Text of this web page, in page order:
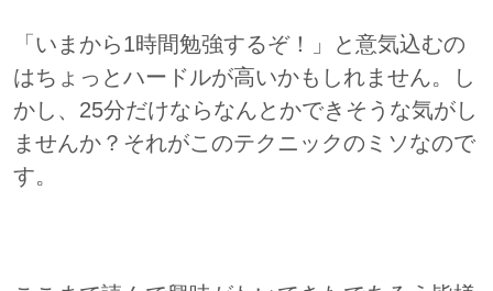
「いまから1時間勉強するぞ！」と意気込むの
はちょっとハードルが高いかもしれません。し
かし、25分だけならなんとかできそうな気がし
ませんか？それがこのテクニックのミソなので
す。